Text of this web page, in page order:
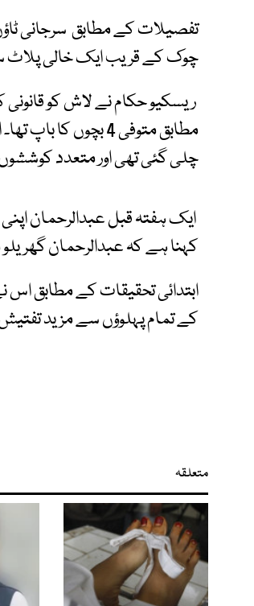
چوک کے قریب ایک خالی پلاٹ سے 33 سالہ عبدالرحمان کی گلے میں پھندا لگی
ریسکیو حکام نے لاش کو
چلی گئی تھی اور متعدد
ایک ہفتہ قبل عبدالرحمان اپنی
کہنا ہے کہ عبدالرحمان
ابتدائی تحقیقات کے مطابق اس
کے تمام پہلوؤں سے مزید
متعلقہ